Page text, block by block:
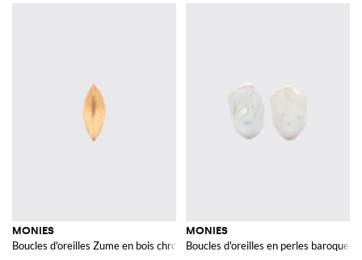
MONIES
Boucles d'oreilles Zume en bois chromé plaqué argent
MONIES
Boucles d'oreilles en perles baroques